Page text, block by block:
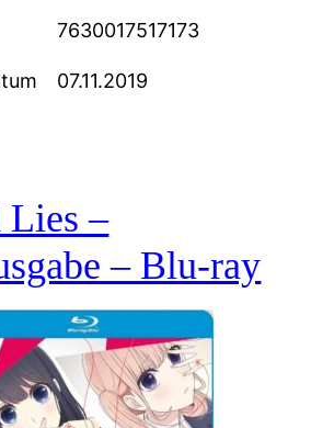
7630017517173
07.11.2019
Lies –
– Blu-ray